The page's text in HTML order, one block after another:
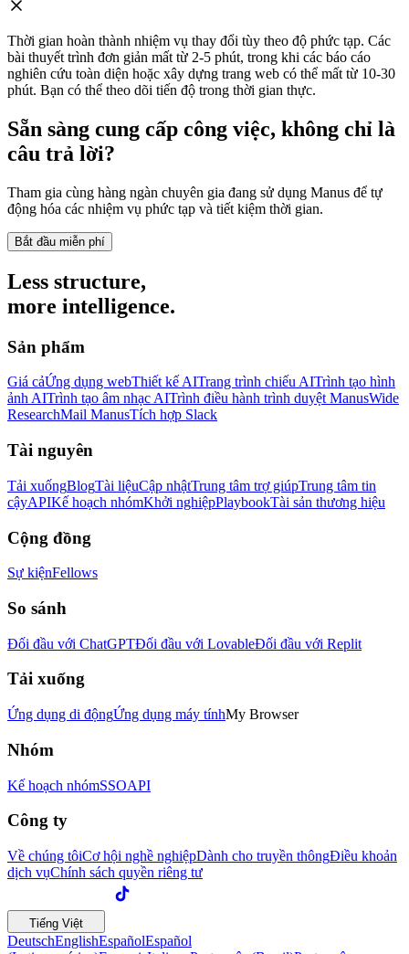
Thời gian hoàn thành nhiệm vụ thay đổi tùy theo độ phức tạp. Các
bài thuyết trình đơn giản mất từ 2-5 phút, trong khi các báo cáo
nghiên cứu toàn diện hoặc xây dựng trang web có thể mất từ 10-30
phút. Bạn có thể theo dõi tiến độ trong thời gian thực.
Sẵn sàng cung cấp công việc, không chỉ là
câu trả lời?
Tham gia cùng hàng ngàn chuyên gia đang sử dụng Manus để tự
động hóa các nhiệm vụ phức tạp và tiết kiệm thời gian.
Bắt đầu miễn phí
Less structure,
more intelligence.
Sản phẩm
Giá cảỨng dụng webThiết kế AITrang trình chiếu AITrình tạo hình
ảnh AITrình tạo âm nhạc AITrình điều hành trình duyệt ManusWide
ResearchMail ManusTích hợp Slack
Tài nguyên
Tải xuốngBlogTài liệuCập nhậtTrung tâm trợ giúpTrung tâm tin
cậyAPIKế hoạch nhómKhởi nghiệpPlaybookTài sản thương hiệu
Cộng đồng
Sự kiệnFellows
So sánh
Đối đầu với ChatGPTĐối đầu với LovableĐối đầu với Replit
Tải xuống
Ứng dụng di độngỨng dụng máy tínhMy Browser
Nhóm
Kế hoạch nhómSSOAPI
Công ty
Về chúng tôiCơ hội nghề nghiệpDành cho truyền thôngĐiều khoản
dịch vụChính sách quyền riêng tư
Tiếng Việt
DeutschEnglishEspañolEspañol